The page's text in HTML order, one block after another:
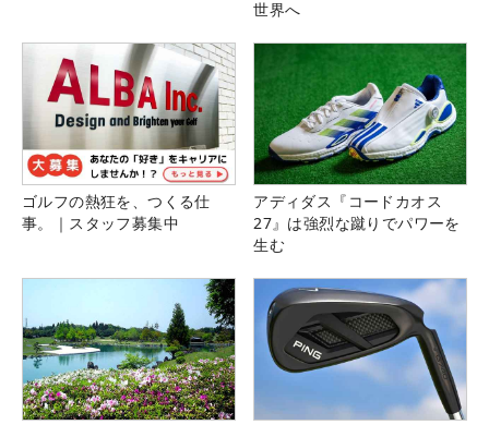
世界へ
ゴルフの熱狂を、つくる仕
事。｜スタッフ募集中
アディダス『コードカオス
27』は強烈な蹴りでパワーを
生む